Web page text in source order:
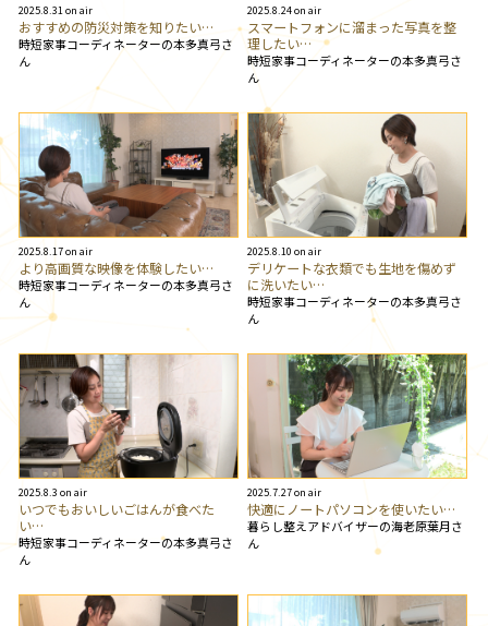
2025.8.31 on air
おすすめの防災対策を知りたい…
時短家事コーディネーターの本多真弓さ
ん
2025.8.24 on air
スマートフォンに溜まった写真を整
理したい…
時短家事コーディネーターの本多真弓さ
ん
2025.8.17 on air
より高画質な映像を体験したい…
時短家事コーディネーターの本多真弓さ
ん
2025.8.10 on air
デリケートな衣類でも生地を傷めず
に洗いたい…
時短家事コーディネーターの本多真弓さ
ん
2025.8.3 on air
いつでもおいしいごはんが食べた
い…
時短家事コーディネーターの本多真弓さ
ん
2025.7.27 on air
快適にノートパソコンを使いたい…
暮らし整えアドバイザーの海老原葉月さ
ん